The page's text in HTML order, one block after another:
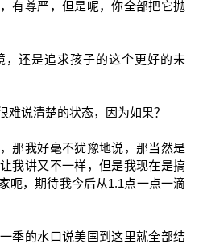
有尊严，但是呢，你全部把它抛
，还是追求孩子的这个更好的未
说清楚的状态，因为如果？
那我好毫不犹豫地说，那当然是
我讲又不一样，但是我现在是搞
呃，期待我今后从1.1点一点一滴
季的水口说美国到这里就全部结